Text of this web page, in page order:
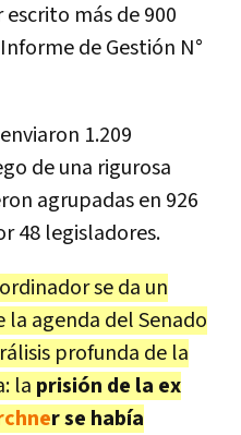
más de 900
de Gestión N°
1.209
de una rigurosa
agrupadas en 926
48 legisladores.
se da un
agenda del Senado
profunda de la
la prisión de la ex
r se había